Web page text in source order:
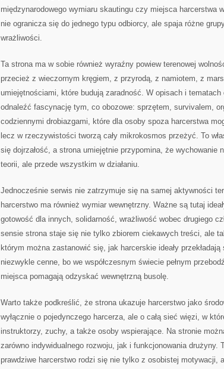
międzynarodowego wymiaru skautingu czy miejsca harcerstwa
nie ogranicza się do jednego typu odbiorcy, ale spaja różne
wrażliwości.
Ta strona ma w sobie również wyraźny powiew terenowej
przecież z wieczornym kręgiem, z przyrodą, z namiotem, z
umiejętnościami, które budują zaradność. W opisach i
odnaleźć fascynację tym, co obozowe: sprzętem, survivalem,
codziennymi drobiazgami, które dla osoby spoza harcerstwa
lecz w rzeczywistości tworzą cały mikrokosmos przeżyć. To
się dojrzałość, a strona umiejętnie przypomina, że wychowanie
teorii, ale przede wszystkim w działaniu.
Jednocześnie serwis nie zatrzymuje się na samej aktywności
harcerstwo ma również wymiar wewnętrzny. Ważne są tutaj
gotowość dla innych, solidarność, wrażliwość wobec drugiego
sensie strona staje się nie tylko zbiorem ciekawych treści, ale
którym można zastanowić się, jak harcerskie ideały
niezwykle cenne, bo we współczesnym świecie pełnym
miejsca pomagają odzyskać wewnętrzną busolę.
Warto także podkreślić, że strona ukazuje harcerstwo jako
wyłącznie o pojedynczego harcerza, ale o całą sieć więzi, w
instruktorzy, zuchy, a także osoby wspierające. Na stronie
zarówno indywidualnego rozwoju, jak i funkcjonowania drużyny.
prawdziwe harcerstwo rodzi się nie tylko z osobistej motywacji,